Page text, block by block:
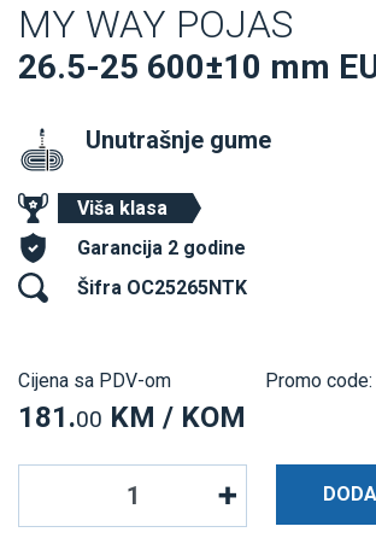
MY WAY POJAS
26.5-25 600±10 mm
Unutrašnje gume
Viša klasa
Garancija 2 godine
Šifra OC25265NTK
Cijena sa PDV-om
181.00 KM / KOM
Promo